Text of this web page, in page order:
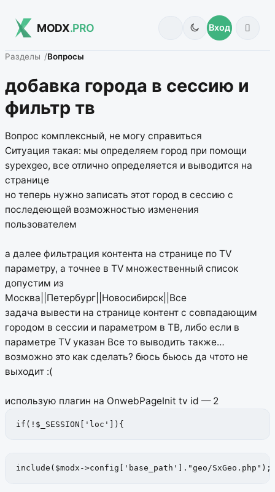
MODX.PRO Вход
Разделы Вопросы
добавка города в сессию и
фильтр тв
Вопрос комплексный, не могу справиться
Ситуация такая: мы определяем город при помощи
sypexgeo, все отлично определяется и выводится на
странице
но теперь нужно записать этот город в сессию с
последеющей возможностью изменения
пользователем
а далее фильтрация контента на странице по TV
параметру, а точнее в TV множественный список
допустим из
Москва||Петербург||Новосибирск||Все
задача вывести на странице контент с совпадающим
городом в сессии и параметром в ТВ, либо если в
параметре TV указан Все то выводить также…
возможно это как сделать? бюсь бьюсь да чтото не
выходит :(
использую плагин на OnwebPageInit tv id — 2
if(!$_SESSION['loc']){
include($modx->config['base_path']."geo/SxGeo.php");